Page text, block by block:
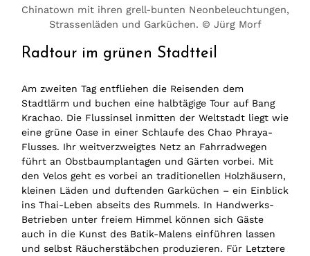
Chinatown mit ihren grell-bunten Neonbeleuchtungen,
Strassenläden und Garküchen. © Jürg Morf
Radtour im grünen Stadtteil
Am zweiten Tag entfliehen die Reisenden dem
Stadtlärm und buchen eine halbtägige Tour auf Bang
Krachao. Die Flussinsel inmitten der Weltstadt liegt wie
eine grüne Oase in einer Schlaufe des Chao Phraya-
Flusses. Ihr weitverzweigtes Netz an Fahrradwegen
führt an Obstbaumplantagen und Gärten vorbei. Mit
den Velos geht es vorbei an traditionellen Holzhäusern,
kleinen Läden und duftenden Garküchen – ein Einblick
ins Thai-Leben abseits des Rummels. In Handwerks-
Betrieben unter freiem Himmel können sich Gäste
auch in die Kunst des Batik-Malens einführen lassen
und selbst Räucherstäbchen produzieren. Für Letztere